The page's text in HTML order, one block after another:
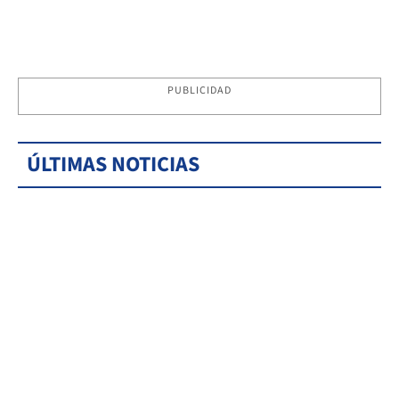
PUBLICIDAD
ÚLTIMAS NOTICIAS